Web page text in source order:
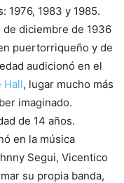
1976, 1983 y 1985.
de diciembre de 1936
puertorriqueño y de
audicionó en el
Hall, lugar mucho más
imaginado.
de 14 años.
en la música
Segui, Vicentico
su propia banda,